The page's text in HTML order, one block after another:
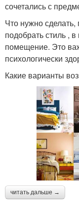
сочетались с
Что нужно
подобрать стиль ,
помещение. Это
психологически
Какие варианты
читать дальше →